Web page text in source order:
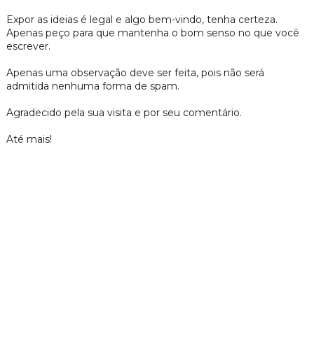
Expor as ideias é legal e algo bem-vindo, tenha certeza.
Apenas peço para que mantenha o bom senso no que você
escrever.
Apenas uma observação deve ser feita, pois não será
admitida nenhuma forma de spam.
Agradecido pela sua visita e por seu comentário.
Até mais!